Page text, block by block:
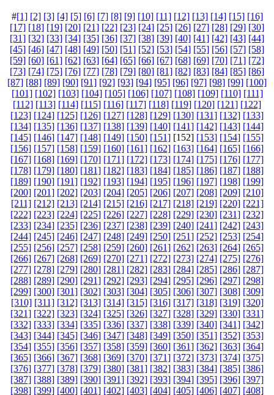
#[1] [2] [3] [4] [5] [6] [7] [8] [9] [10] [11] [12] [13] [14] [15] [16]
[17] [18] [19] [20] [21] [22] [23] [24] [25] [26] [27] [28] [29] [30]
[31] [32] [33] [34] [35] [36] [37] [38] [39] [40] [41] [42] [43] [44]
[45] [46] [47] [48] [49] [50] [51] [52] [53] [54] [55] [56] [57] [58]
[59] [60] [61] [62] [63] [64] [65] [66] [67] [68] [69] [70] [71] [72]
[73] [74] [75] [76] [77] [78] [79] [80] [81] [82] [83] [84] [85] [86]
[87] [88] [89] [90] [91] [92] [93] [94] [95] [96] [97] [98] [99] [100]
[101] [102] [103] [104] [105] [106] [107] [108] [109] [110] [111]
[112] [113] [114] [115] [116] [117] [118] [119] [120] [121] [122]
[123] [124] [125] [126] [127] [128] [129] [130] [131] [132] [133]
[134] [135] [136] [137] [138] [139] [140] [141] [142] [143] [144]
[145] [146] [147] [148] [149] [150] [151] [152] [153] [154] [155]
[156] [157] [158] [159] [160] [161] [162] [163] [164] [165] [166]
[167] [168] [169] [170] [171] [172] [173] [174] [175] [176] [177]
[178] [179] [180] [181] [182] [183] [184] [185] [186] [187] [188]
[189] [190] [191] [192] [193] [194] [195] [196] [197] [198] [199]
[200] [201] [202] [203] [204] [205] [206] [207] [208] [209] [210]
[211] [212] [213] [214] [215] [216] [217] [218] [219] [220] [221]
[222] [223] [224] [225] [226] [227] [228] [229] [230] [231] [232]
[233] [234] [235] [236] [237] [238] [239] [240] [241] [242] [243]
[244] [245] [246] [247] [248] [249] [250] [251] [252] [253] [254]
[255] [256] [257] [258] [259] [260] [261] [262] [263] [264] [265]
[266] [267] [268] [269] [270] [271] [272] [273] [274] [275] [276]
[277] [278] [279] [280] [281] [282] [283] [284] [285] [286] [287]
[288] [289] [290] [291] [292] [293] [294] [295] [296] [297] [298]
[299] [300] [301] [302] [303] [304] [305] [306] [307] [308] [309]
[310] [311] [312] [313] [314] [315] [316] [317] [318] [319] [320]
[321] [322] [323] [324] [325] [326] [327] [328] [329] [330] [331]
[332] [333] [334] [335] [336] [337] [338] [339] [340] [341] [342]
[343] [344] [345] [346] [347] [348] [349] [350] [351] [352] [353]
[354] [355] [356] [357] [358] [359] [360] [361] [362] [363] [364]
[365] [366] [367] [368] [369] [370] [371] [372] [373] [374] [375]
[376] [377] [378] [379] [380] [381] [382] [383] [384] [385] [386]
[387] [388] [389] [390] [391] [392] [393] [394] [395] [396] [397]
[398] [399] [400] [401] [402] [403] [404] [405] [406] [407] [408]